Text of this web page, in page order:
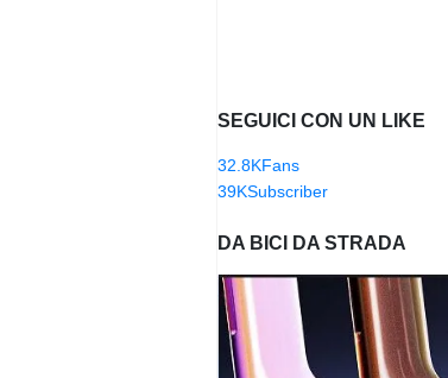
SEGUICI CON UN LIKE
32.8KFans
39KSubscriber
DA BICI DA STRADA